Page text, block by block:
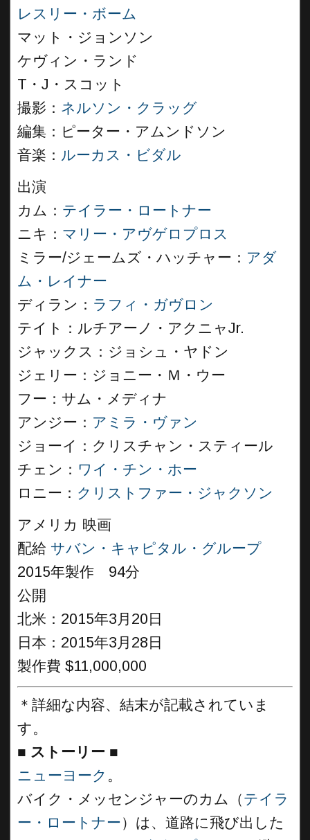
レスリー・ボーム
マット・ジョンソン
ケヴィン・ランド
T・J・スコット
撮影： ネルソン・クラッグ
編集：ピーター・アムンドソン
音楽： ルーカス・ビダル
出演
カム： テイラー・ロートナー
ニキ： マリー・アヴゲロプロス
ミラー/ジェームズ・ハッチャー： アダ
ム・レイナー
ディラン： ラフィ・ガヴロン
テイト：ルチアーノ・アクニャJr.
ジャックス：ジョシュ・ヤドン
ジェリー：ジョニー・Ｍ・ウー
フー：サム・メディナ
アンジー： アミラ・ヴァン
ジョーイ：クリスチャン・スティール
チェン： ワイ・チン・ホー
ロニー： クリストファー・ジャクソン
アメリカ 映画
配給 サバン・キャピタル・グループ
2015年製作 94分
公開
北米：2015年3月20日
日本：2015年3月28日
製作費 $11,000,000
＊詳細な内容、結末が記載されていま
す。
■ ストーリー ■
ニューヨーク 。
バイク・メッセンジャーのカム（テイラ
ー・ロートナー）は、道路に飛び出した